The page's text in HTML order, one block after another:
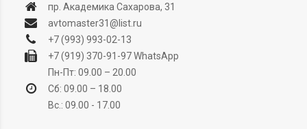
пр. Академика Сахарова, 31
avtomaster31@list.ru
+7 (993) 993-02-13
+7 (919) 370-91-97WhatsApp
Пн-Пт: 09.00 – 20.00
Сб: 09.00 – 18.00
Вс.: 09.00 - 17.00